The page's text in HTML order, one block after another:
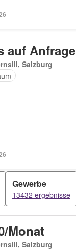
auf Anfrage
Salzburg
Gewerbe
13432 ergebnisse
Monat
Salzburg